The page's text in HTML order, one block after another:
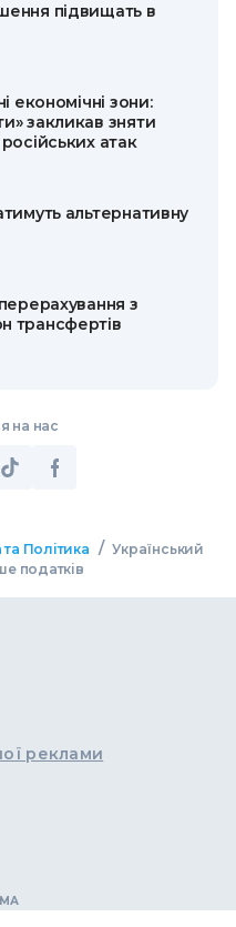
підвищать в
економічні зони:
закликав зняти
атак
альтернативну
з
трансфертів
на нас
та Політика / Український
податків
реклами